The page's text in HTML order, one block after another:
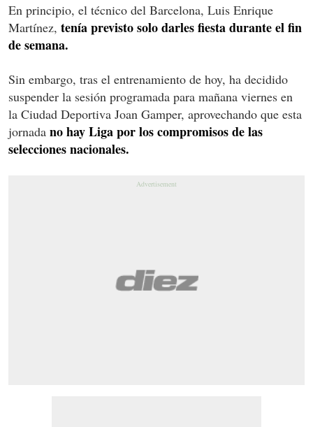
En principio, el técnico del Barcelona, Luis Enrique
Martínez, tenía previsto solo darles fiesta durante el fin
de semana.
Sin embargo, tras el entrenamiento de hoy, ha decidido
suspender la sesión programada para mañana viernes en
la Ciudad Deportiva Joan Gamper, aprovechando que esta
jornada no hay Liga por los compromisos de las
selecciones nacionales.